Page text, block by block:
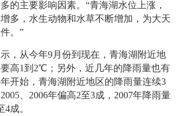
的主要影响因素。“青海湖水位上涨，
多，水生动物和水草不断增加，为大天
。”
从今年9月份到现在，青海湖附近地
高1到2℃；另外，近几年的降雨量也有
开始，青海湖附近地区的降雨量连续3
、2006年偏高2至3成，2007年降雨量
成。